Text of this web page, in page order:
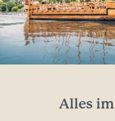
Alles im